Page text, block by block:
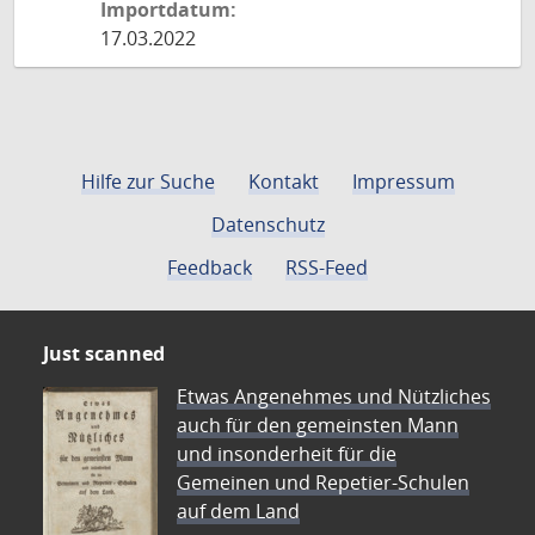
Importdatum:
17.03.2022
Hilfe zur Suche Kontakt
Impressum
Datenschutz
Feedback
RSS-Feed
Just scanned
Etwas Angenehmes und Nützliches
auch für den gemeinsten Mann
und insonderheit für die
Gemeinen und Repetier-Schulen
auf dem Land